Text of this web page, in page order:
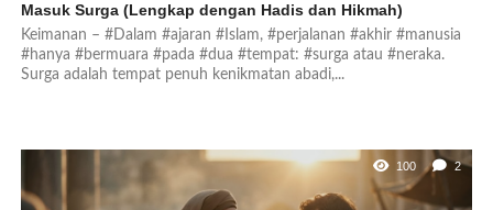
Masuk Surga (Lengkap dengan Hadis dan Hikmah)
Keimanan – #Dalam #ajaran #Islam, #perjalanan #akhir #manusia
#hanya #bermuara #pada #dua #tempat: #surga atau #neraka.
Surga adalah tempat penuh kenikmatan abadi,...
100 2